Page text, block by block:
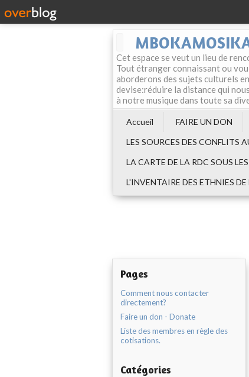
Cet espace se veut un lieu de
Tout étranger connaissant ou
aborderons des sujets culturels
devise:réduire la distance qui
à notre musique dans toute sa
Accueil FAIRE UN DON
LES SOURCES DES CONFLITS
LA CARTE DE LA RDC SOUS
L'INVENTAIRE DES ETHNIES DE
Pages
Comment nous contacter
directement?
Faire un don - Donate
Liste des membres en règle des
cotisations.
Catégories